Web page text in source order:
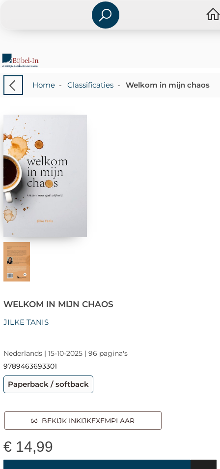
Home- Classificaties- Welkom in mijn chaos
WELKOM IN MIJN CHAOS
JILKE TANIS
Nederlands | 15-10-2025 | 96 pagina's
9789463693301
Paperback / softback
BEKIJK INKIJKEXEMPLAAR
€ 14,99